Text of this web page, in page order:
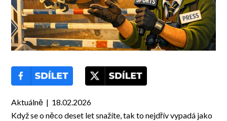
Aktuálně | 18.02.2026
Když se o něco deset let snažíte, tak to nejdřív vypadá jako